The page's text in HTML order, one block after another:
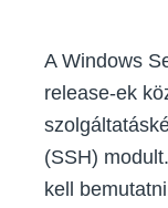
A Windows
release-ek
(SSH)
kell